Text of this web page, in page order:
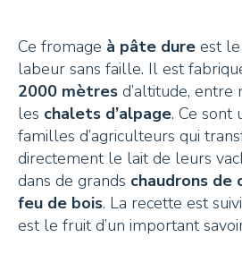
NOUS
Ce fromage à pâte dure est
labeur sans faille. Il est
2000 mètres d’altitude, entre
les chalets d’alpage. Ce sont
familles d’agriculteurs qui
directement le lait de leurs
dans de grands chaudrons de
feu de bois. La recette est
est le fruit d’un important